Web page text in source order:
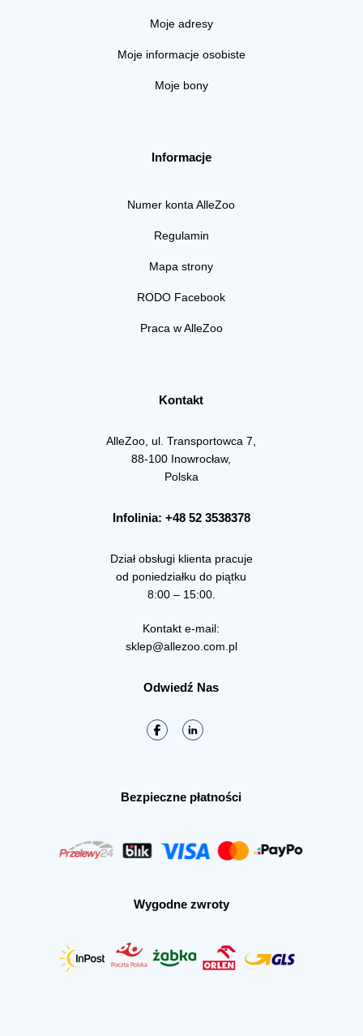
Moje adresy
Moje informacje osobiste
Moje bony
Informacje
Numer konta AlleZoo
Regulamin
Mapa strony
RODO Facebook
Praca w AlleZoo
Kontakt
AlleZoo, ul. Transportowca 7,
88-100 Inowrocław,
Polska
Infolinia: +48 52 3538378
Dział obsługi klienta pracuje
od poniedziałku do piątku
8:00 – 15:00.
Kontakt e-mail:
sklep@allezoo.com.pl
Odwiedź Nas
Bezpieczne płatności
Wygodne zwroty